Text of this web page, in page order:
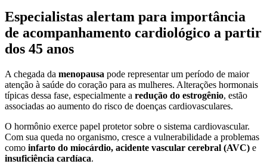
Especialistas alertam para importância
de acompanhamento cardiológico a partir
dos 45 anos
A chegada da menopausa pode representar um período de maior
atenção à saúde do coração para as mulheres. Alterações hormonais
típicas dessa fase, especialmente a redução do estrogênio, estão
associadas ao aumento do risco de doenças cardiovasculares.
O hormônio exerce papel protetor sobre o sistema cardiovascular.
Com sua queda no organismo, cresce a vulnerabilidade a problemas
como infarto do miocárdio, acidente vascular cerebral (AVC) e
insuficiência cardíaca.